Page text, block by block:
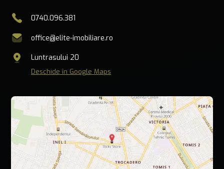
0740.096.381
office@elite-imobiliare.ro
Luntrasului 20
Deschide în Google Maps